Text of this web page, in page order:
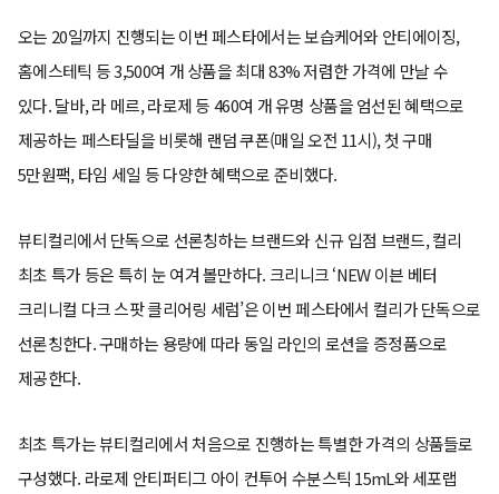
오는 20일까지 진행되는 이번 페스타에서는 보습케어와 안티에이징,
홈에스테틱 등 3,500여 개 상품을 최대 83% 저렴한 가격에 만날 수
있다. 달바, 라 메르, 라로제 등 460여 개 유명 상품을 엄선된 혜택으로
제공하는 페스타딜을 비롯해 랜덤 쿠폰(매일 오전 11시), 첫 구매
5만원팩, 타임 세일 등 다양한 혜택으로 준비했다.
뷰티컬리에서 단독으로 선론칭하는 브랜드와 신규 입점 브랜드, 컬리
최초 특가 등은 특히 눈 여겨 볼만하다. 크리니크 ‘NEW 이븐 베터
크리니컬 다크 스팟 클리어링 세럼’은 이번 페스타에서 컬리가 단독으로
선론칭한다. 구매하는 용량에 따라 동일 라인의 로션을 증정품으로
제공한다.
최초 특가는 뷰티컬리에서 처음으로 진행하는 특별한 가격의 상품들로
구성했다. 라로제 안티퍼티그 아이 컨투어 수분스틱 15mL와 세포랩